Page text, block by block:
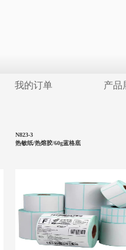
我的订单 产品
N823-3
热敏纸/热熔胶/60g蓝格底